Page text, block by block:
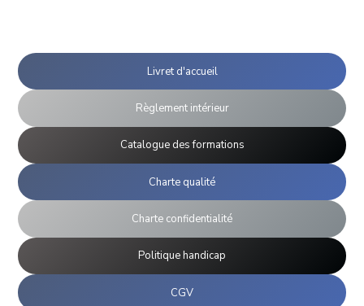
Livret d'accueil
Règlement intérieur
Catalogue des formations
Charte qualité
Charte confidentialité
Politique handicap
CGV